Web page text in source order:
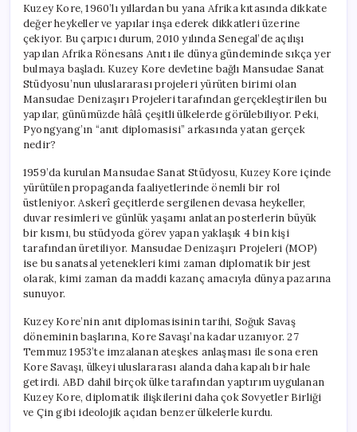
Anıt
Diplomasisi
ve
Etkileri
için
Kuzey Kore, 1960’lı yıllardan bu yana Afrika kıtasında dikkate
değer heykeller ve yapılar inşa ederek dikkatleri üzerine
çekiyor. Bu çarpıcı durum, 2010 yılında Senegal’de açılışı
yapılan Afrika Rönesans Anıtı ile dünya gündeminde sıkça yer
bulmaya başladı. Kuzey Kore devletine bağlı Mansudae Sanat
Stüdyosu’nun uluslararası projeleri yürüten birimi olan
Mansudae Denizaşırı Projeleri tarafından gerçekleştirilen bu
yapılar, günümüzde hâlâ çeşitli ülkelerde görülebiliyor. Peki,
Pyongyang’ın “anıt diplomasisi” arkasında yatan gerçek
nedir?
1959’da kurulan Mansudae Sanat Stüdyosu, Kuzey Kore içinde
yürütülen propaganda faaliyetlerinde önemli bir rol
üstleniyor. Askerî geçitlerde sergilenen devasa heykeller,
duvar resimleri ve günlük yaşamı anlatan posterlerin büyük
bir kısmı, bu stüdyoda görev yapan yaklaşık 4 bin kişi
tarafından üretiliyor. Mansudae Denizaşırı Projeleri (MOP)
ise bu sanatsal yetenekleri kimi zaman diplomatik bir jest
olarak, kimi zaman da maddi kazanç amacıyla dünya pazarına
sunuyor.
Kuzey Kore’nin anıt diplomasisinin tarihi, Soğuk Savaş
döneminin başlarına, Kore Savaşı’na kadar uzanıyor. 27
Temmuz 1953’te imzalanan ateşkes anlaşması ile sona eren
Kore Savaşı, ülkeyi uluslararası alanda daha kapalı bir hale
getirdi. ABD dahil birçok ülke tarafından yaptırım uygulanan
Kuzey Kore, diplomatik ilişkilerini daha çok Sovyetler Birliği
ve Çin gibi ideolojik açıdan benzer ülkelerle kurdu.